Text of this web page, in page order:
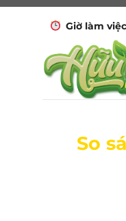
Giờ làm
So